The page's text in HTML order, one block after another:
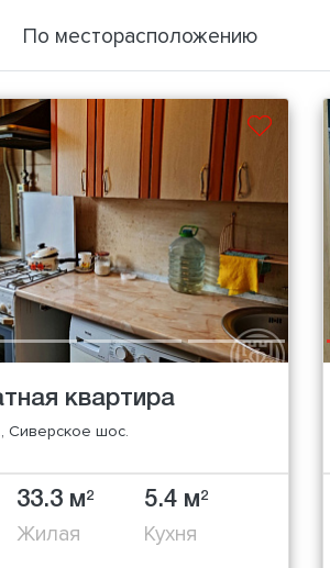
По месторасположению
квартира
Сиверское шос.
33.3 м2
Жилая
5.4 м2
Кухня